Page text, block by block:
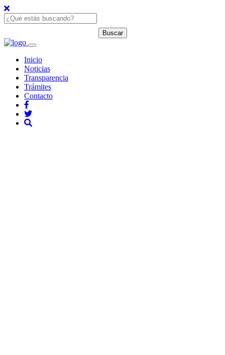
Inicio
Noticias
Transparencia
Trámites
Contacto